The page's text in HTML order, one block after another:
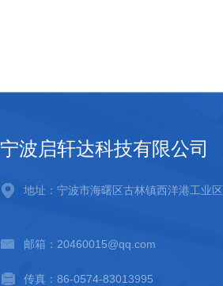
宁波启轩达科技有限公司
地址：宁波市海曙区古林镇西洋港工业区
邮箱：20460015@qq.com
传真：86-0574-83013995